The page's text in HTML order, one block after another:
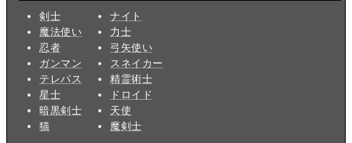
剣士
魔法使い
忍者
ガンマン
テレパス
星士
暗黒剣士
猫
ナイト
力士
弓矢使い
スネイカー
精霊術士
ドロイド
天使
魔剣士